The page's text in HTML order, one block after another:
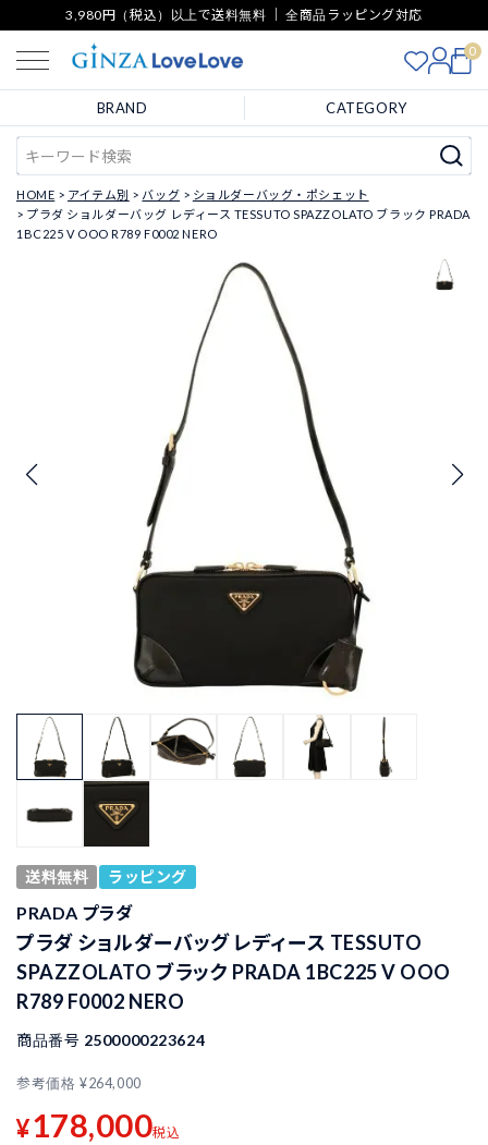
3,980円（税込）以上で送料無料 ｜ 全商品ラッピング対応
0
BRAND CATEGORY
HOME アイテム別 バッグ
ショルダーバッグ・ポシェット
プラダ ショルダーバッグ レディース TESSUTO SPAZZOLATO ブラック PRADA
1BC225 V OOO R789 F0002 NERO
送料無料 ラッピング
PRADA プラダ
プラダ ショルダーバッグ レディース TESSUTO
SPAZZOLATO ブラック PRADA 1BC225 V OOO
R789 F0002 NERO
商品番号 2500000223624
参考価格 ¥264,000
¥178,000税込